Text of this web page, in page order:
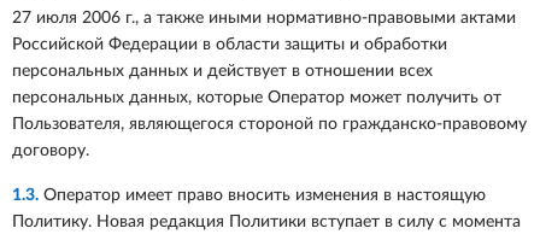
27 июля 2006 г., а также иными нормативно-правовыми актами
Российской Федерации в области защиты и обработки
персональных данных и действует в отношении всех
персональных данных, которые Оператор может получить от
Пользователя, являющегося стороной по гражданско-правовому
договору.
1.3. Оператор имеет право вносить изменения в настоящую
Политику. Новая редакция Политики вступает в силу с момента